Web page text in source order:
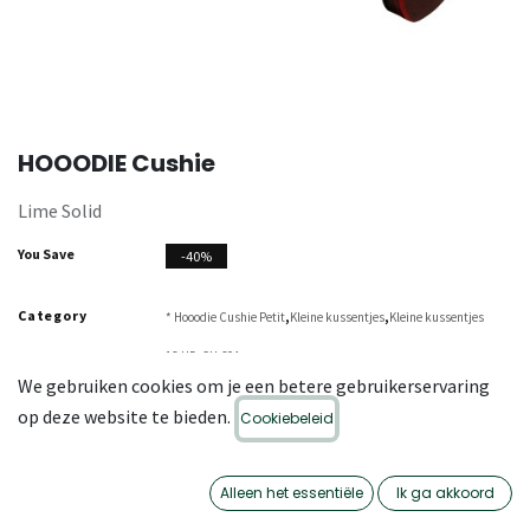
HOOODIE Cushie
Lime Solid
You Save -40%
Category * Hooodie Cushie Petit,Kleine kussentjes,Kleine kussentjes
16-HD-CH-604
We gebruiken cookies om je een betere gebruikerservaring
op deze website te bieden. Cookiebeleid
Alleen het essentiële Ik ga akkoord